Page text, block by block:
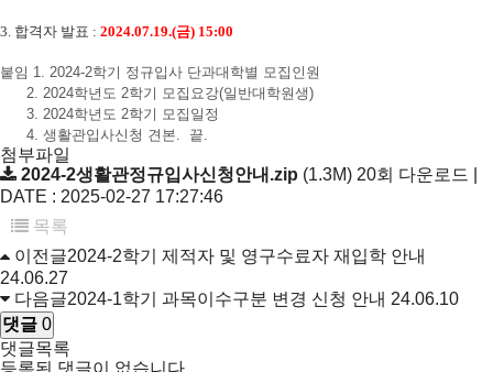
3. 합격자 발표 : 2024.07.19.(금) 15:00
붙임 1. 2024-2학기 정규입사 단과대학별 모집인원
2. 2024학년도 2학기 모집요강(일반대학원생)
3. 2024학년도 2학기 모집일정
4. 생활관입사신청 견본. 끝.
첨부파일
2024-2생활관정규입사신청안내.zip (1.3M) 20회 다운로드 |
DATE : 2025-02-27 17:27:46
목록
이전글2024-2학기 제적자 및 영구수료자 재입학 안내
24.06.27
다음글2024-1학기 과목이수구분 변경 신청 안내 24.06.10
댓글 0
댓글목록
등록된 댓글이 없습니다.